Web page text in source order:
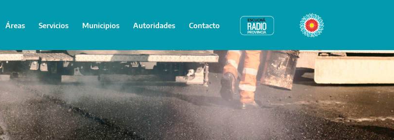
Áreas Servicios Municipios Autoridades Contacto Radio Provincia Bicentenario